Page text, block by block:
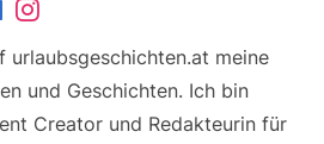
urlaubsgeschichten.at meine
und Geschichten. Ich bin
Creator und Redakteurin für